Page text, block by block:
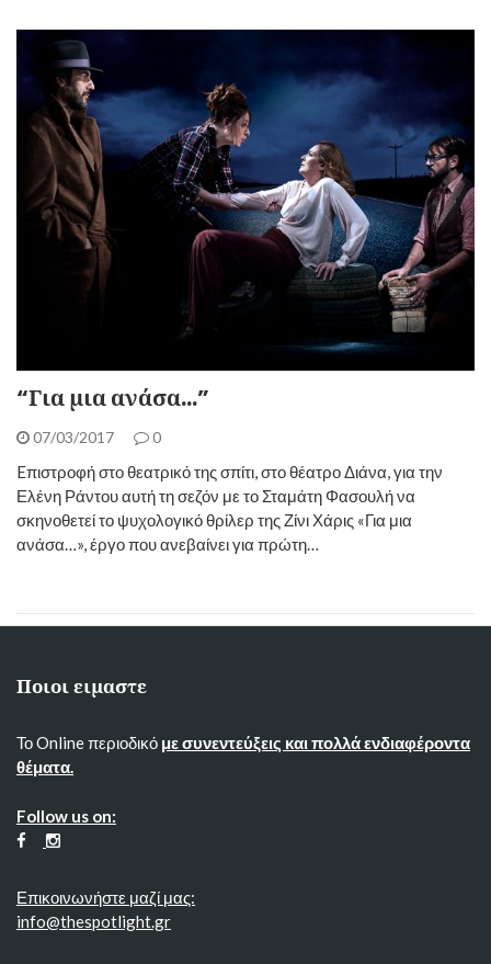
“Για μια ανάσα…”
07/03/2017 0
Eπιστροφή στο θεατρικό της σπίτι, στο θέατρο Διάνα, για την
Ελένη Ράντου αυτή τη σεζόν με το Σταμάτη Φασουλή να
σκηνοθετεί το ψυχολογικό θρίλερ της Ζίνι Χάρις «Για μια
ανάσα…», έργο που ανεβαίνει για πρώτη…
Ποιοι ειμαστε
Το Online περιοδικό με συνεντεύξεις και πολλά ενδιαφέροντα
θέματα.
Follow us on:
Επικοινωνήστε μαζί μας:
info@thespotlight.gr